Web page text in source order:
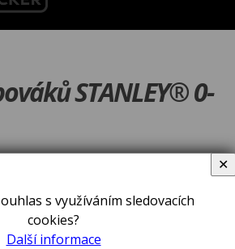
STANLEY® 0-
s využíváním sledovacích
cookies?
Další informace
✕